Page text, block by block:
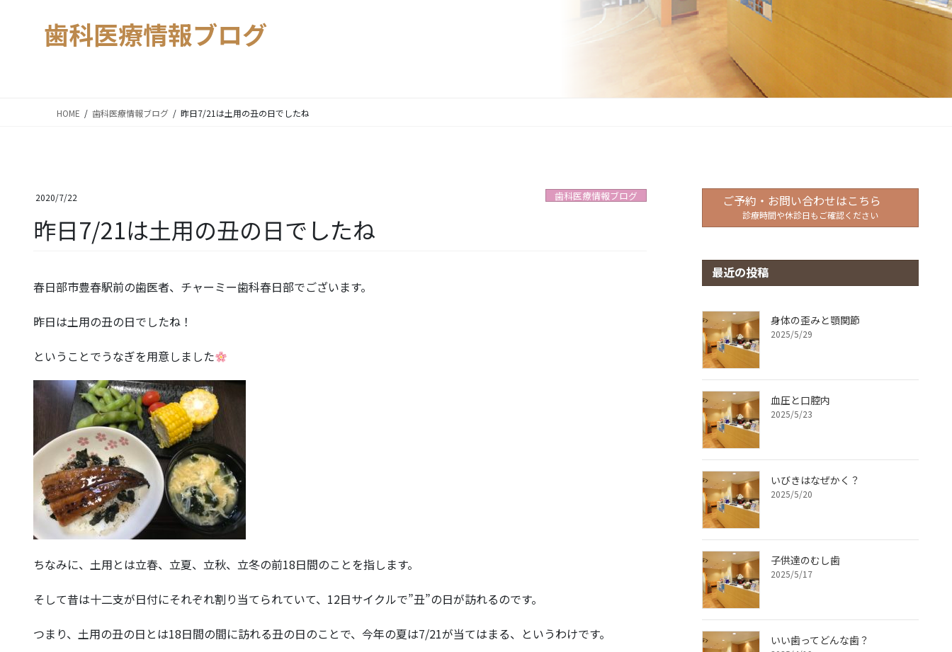
歯科医療情報ブログ
HOME 歯科医療情報ブログ 昨日7/21は土用の丑の日でしたね
2020/7/22 歯科医療情報ブログ
昨日7/21は土用の丑の日でしたね
春日部市豊春駅前の歯医者、チャーミー歯科春日部でございます。
昨日は土用の丑の日でしたね！
ということでうなぎを用意しました
ちなみに、土用とは立春、立夏、立秋、立冬の前18日間のことを指します。
そして昔は十二支が日付にそれぞれ割り当てられていて、12日サイクルで”丑”の日が訪れるのです。
つまり、土用の丑の日とは18日間の間に訪れる丑の日のことで、今年の夏は7/21が当てはまる、というわけです。
ご予約・お問い合わせはこちら
診療時間や休診日もご確認ください
最近の投稿
身体の歪みと顎関節
2025/5/29
血圧と口腔内
2025/5/23
いびきはなぜかく？
2025/5/20
子供達のむし歯
2025/5/17
いい歯ってどんな歯？